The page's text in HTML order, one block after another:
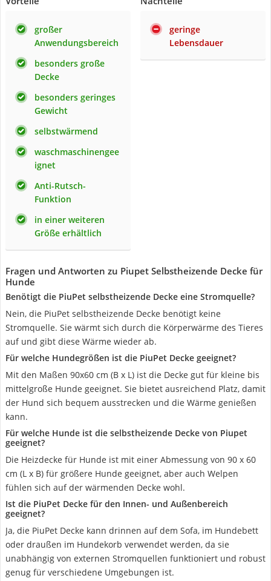
großer
Anwendungsbereich
besonders große
Decke
besonders geringes
Gewicht
selbstwärmend
waschmaschinengee
ignet
Anti-Rutsch-
Funktion
in einer weiteren
Größe erhältlich
geringe
Lebensdauer
Fragen und Antworten zu Piupet Selbstheizende Decke für
Hunde
Benötigt die PiuPet selbstheizende Decke eine Stromquelle?
Nein, die PiuPet selbstheizende Decke benötigt keine
Stromquelle. Sie wärmt sich durch die Körperwärme des Tieres
auf und gibt diese Wärme wieder ab.
Für welche Hundegrößen ist die PiuPet Decke geeignet?
Mit den Maßen 90x60 cm (B x L) ist die Decke gut für kleine bis
mittelgroße Hunde geeignet. Sie bietet ausreichend Platz, damit
der Hund sich bequem ausstrecken und die Wärme genießen
kann.
Für welche Hunde ist die selbstheizende Decke von Piupet
geeignet?
Die Heizdecke für Hunde ist mit einer Abmessung von 90 x 60
cm (L x B) für größere Hunde geeignet, aber auch Welpen
fühlen sich auf der wärmenden Decke wohl.
Ist die PiuPet Decke für den Innen- und Außenbereich
geeignet?
Ja, die PiuPet Decke kann drinnen auf dem Sofa, im Hundebett
oder draußen im Hundekorb verwendet werden, da sie
unabhängig von externen Stromquellen funktioniert und robust
genug für verschiedene Umgebungen ist.